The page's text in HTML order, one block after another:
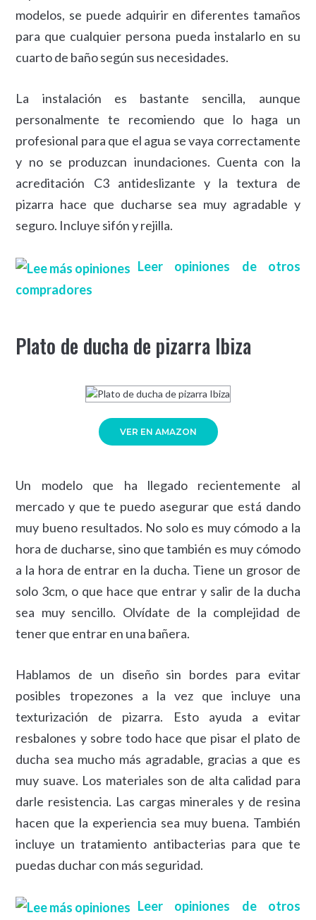
modelos, se puede adquirir en diferentes tamaños
para que cualquier persona pueda instalarlo en su
cuarto de baño según sus necesidades.
La instalación es bastante sencilla, aunque
personalmente te recomiendo que lo haga un
profesional para que el agua se vaya correctamente
y no se produzcan inundaciones. Cuenta con la
acreditación C3 antideslizante y la textura de
pizarra hace que ducharse sea muy agradable y
seguro. Incluye sifón y rejilla.
Leer opiniones de otros
compradores
Plato de ducha de pizarra Ibiza
VER EN AMAZON
Un modelo que ha llegado recientemente al
mercado y que te puedo asegurar que está dando
muy bueno resultados. No solo es muy cómodo a la
hora de ducharse, sino que también es muy cómodo
a la hora de entrar en la ducha. Tiene un grosor de
solo 3cm, o que hace que entrar y salir de la ducha
sea muy sencillo. Olvídate de la complejidad de
tener que entrar en una bañera.
Hablamos de un diseño sin bordes para evitar
posibles tropezones a la vez que incluye una
texturización de pizarra. Esto ayuda a evitar
resbalones y sobre todo hace que pisar el plato de
ducha sea mucho más agradable, gracias a que es
muy suave. Los materiales son de alta calidad para
darle resistencia. Las cargas minerales y de resina
hacen que la experiencia sea muy buena. También
incluye un tratamiento antibacterias para que te
puedas duchar con más seguridad.
Leer opiniones de otros